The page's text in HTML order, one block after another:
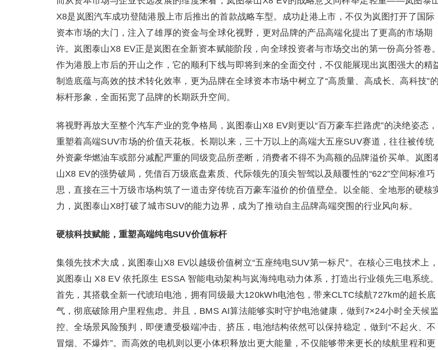
X8是岚图汽车成功登陆港股上市后推出的首款战略车型。成功赴港上市，不仅为岚图打开了国际
资本市场的大门，注入了雄厚的资金与全球化视野，更对品牌的产品高端化提出了更高的市场期
许。岚图泰山X8 EV正是岚图在全新资本赋能阶段，向全球投资者与市场交出的第一份高分答卷
作为港股上市后的开山之作，它的顺利下线与即将到来的全面交付，不仅能展现出岚图强大的精
制造底蕴与高效的技术转化效率，更为品牌在全球资本市场中树立了“高质量、高成长、高科技”
标杆形象，全面拓宽了品牌的长期跃升空间。
将视野再放大至整个汽车产业的竞争格局，岚图泰山X8 EV则更以“百万豪车拦路虎”的决绝姿态，
重塑着高端SUV市场的价值天花板。长期以来，三十万以上的高端大五座SUV赛道，往往被传统
外资豪华燃油车或部分减配严重的同级竞品所垄断，消费者不得不为高额的品牌溢价买单。岚图
山X8 EV的强势破局，凭借百万级底盘素质、代际领先的顶尖智驾以及颠覆性的“622”空间标准巧
思，直接在三十万级市场构筑了一道击穿传统百万豪车溢价的价值壁垒。以全能、全地形的硬核
力，岚图泰山X8打破了城市SUV的能力边界，成为了推动自主品牌高端突围的行业风向标。
硬核科技赋能，重塑高端纯电SUV价值标杆
集领先技术大成，岚图泰山X8 EV以越级价值树立“五座纯电SUV第一标尺”。在核心三电技术上
岚图泰山 X8 EV 依托原生 ESSA 智能电动架构与岚海纯电动力体系，打造出行业领先三电系统
首先，其搭载全新一代琥珀电池，拥有同级最大120kWh电池包，带来CLTC续航727km的超长底
气，彻底破除用户里程焦虑。并且，BMS AI算法能够实时守护电池健康，做到7×24小时全天候
控、全场景风险预判，即便遭受极端冲击、挤压，电池结构依然可以保持稳定，做到“不起火、不
冒烟、不爆炸”。而高效的电机则以更小体积释放出更大能量，不仅能够带来更长的续航里程和更